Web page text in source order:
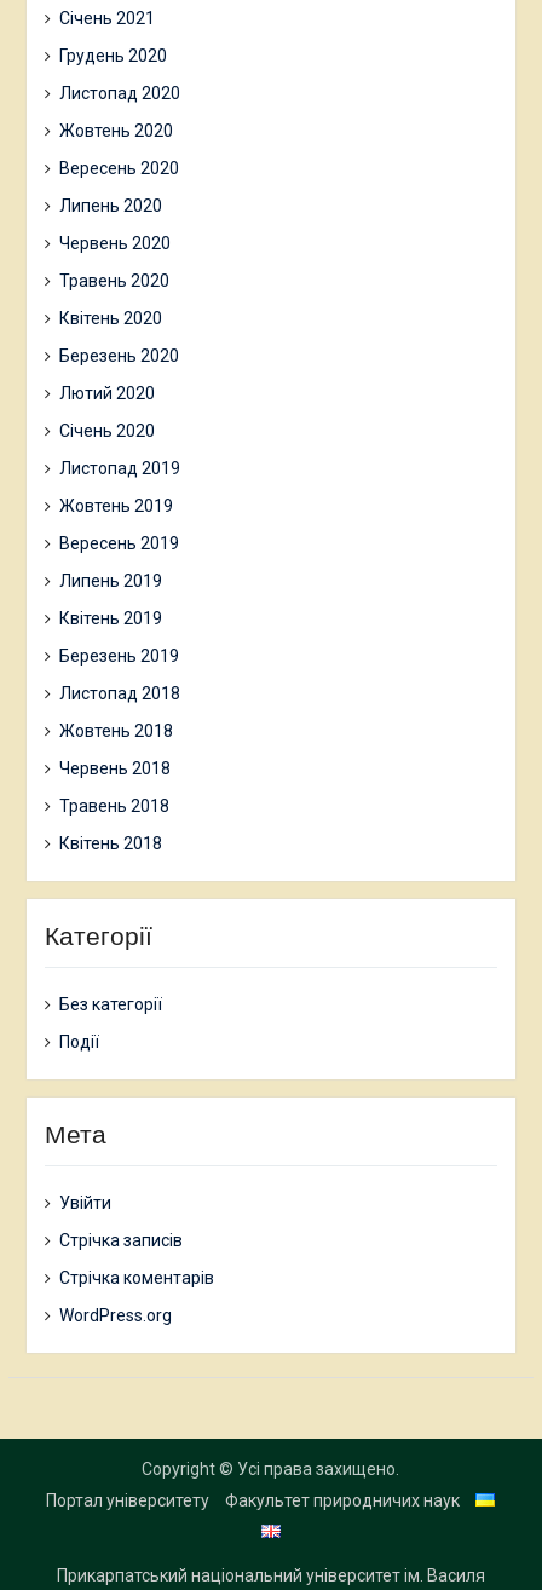
Січень 2021
Грудень 2020
Листопад 2020
Жовтень 2020
Вересень 2020
Липень 2020
Червень 2020
Травень 2020
Квітень 2020
Березень 2020
Лютий 2020
Січень 2020
Листопад 2019
Жовтень 2019
Вересень 2019
Липень 2019
Квітень 2019
Березень 2019
Листопад 2018
Жовтень 2018
Червень 2018
Травень 2018
Квітень 2018
Категорії
Без категорії
Події
Мета
Увійти
Стрічка записів
Стрічка коментарів
WordPress.org
Copyright © Усі права захищено.
Портал університету
Факультет природничих наук
Прикарпатський національний університет ім. Василя